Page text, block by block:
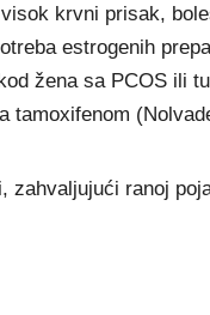
krvni prisak,
estrogenih
žena sa PCOS ili
tamoxifenom
zahvaljujući ranoj